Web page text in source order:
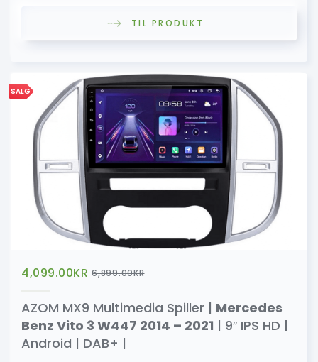
TIL PRODUKT
SALG
4,099.00KR 6,899.00KR
AZOM MX9 Multimedia Spiller | Mercedes
Benz Vito 3 W447 2014 – 2021 | 9″ IPS HD |
Android | DAB+ |